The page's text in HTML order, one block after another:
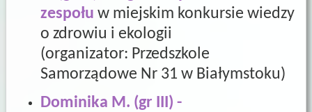
zespołu w miejskim konkursie wiedzy
o zdrowiu i ekologii
(organizator: Przedszkole
Samorządowe Nr 31 w Białymstoku)
Dominika M. (gr III) -